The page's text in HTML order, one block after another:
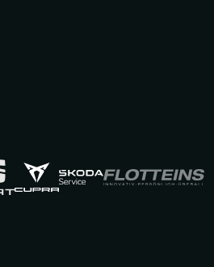
Exposé drucken